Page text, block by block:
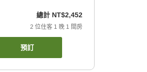
總計 NT$2,452
2 位住客 1 晚 1 間房
預訂